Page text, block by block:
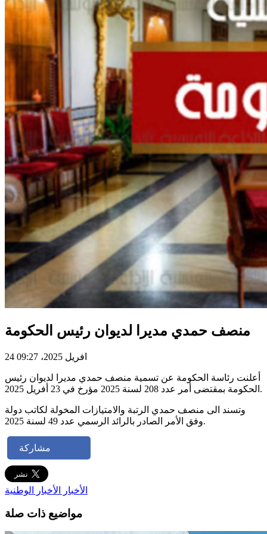
منصف حمدي مديرا لديوان رئيس الحكومة
24 افريل 2025، 09:27
أعلنت رئاسة الحكومة عن تسمية منصف حمدي مديرا لديوان رئيس
الحكومة بمقتضى أمر عدد 208 لسنة 2025 مؤرخ في 23 أفريل 2025.
وتسند الى منصف حمدي الرتبة والامتيازات المخولة لكاتب دولة
وفق الأمر الصادر بالرائد الرسمي عدد 49 لسنة 2025.
مشاركة
الأخبار الأخبار الوطنية
مواضيع ذات صلة